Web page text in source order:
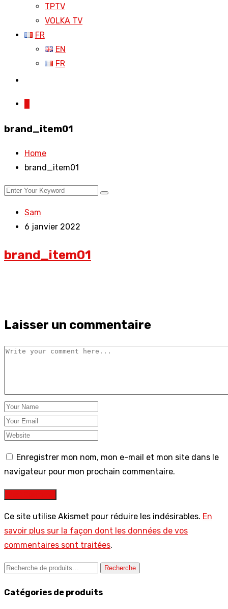
TPTV
VOLKA TV
FR
EN
FR
brand_item01
Home
brand_item01
Sam
6 janvier 2022
brand_item01
Laisser un commentaire
Enregistrer mon nom, mon e-mail et mon site dans le
navigateur pour mon prochain commentaire.
Ce site utilise Akismet pour réduire les indésirables. En
savoir plus sur la façon dont les données de vos
commentaires sont traitées.
Recherche
Recherche
Catégories de produits